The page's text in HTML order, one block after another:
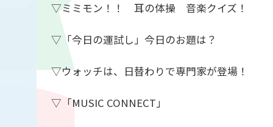
▽ミミモン！！ 耳の体操 音楽クイズ！
▽「今日の運試し」今日のお題は？
▽ウォッチは、日替わりで専門家が登場！
▽「MUSIC CONNECT」